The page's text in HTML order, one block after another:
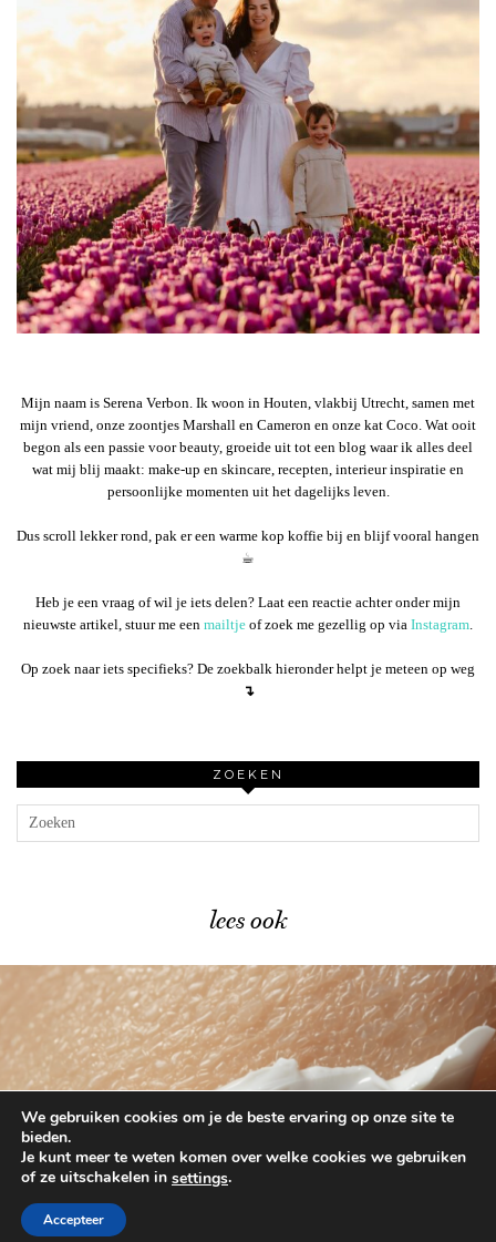
Mijn naam is Serena Verbon. Ik woon in Houten, vlakbij Utrecht, samen met
mijn vriend, onze zoontjes Marshall en Cameron en onze kat Coco. Wat ooit
begon als een passie voor beauty, groeide uit tot een blog waar ik alles deel
wat mij blij maakt: make-up en skincare, recepten, interieur inspiratie en
persoonlijke momenten uit het dagelijks leven.
Dus scroll lekker rond, pak er een warme kop koffie bij en blijf vooral hangen
☕︎
Heb je een vraag of wil je iets delen? Laat een reactie achter onder mijn
nieuwste artikel, stuur me een mailtje of zoek me gezellig op via Instagram.
Op zoek naar iets specifieks? De zoekbalk hieronder helpt je meteen op weg
↴
ZOEKEN
lees ook
Niemand praat over deze 3 …
We gebruiken cookies om je de beste ervaring op onze site te
bieden.
Je kunt meer te weten komen over welke cookies we gebruiken
of ze uitschakelen in settings.
Accepteer